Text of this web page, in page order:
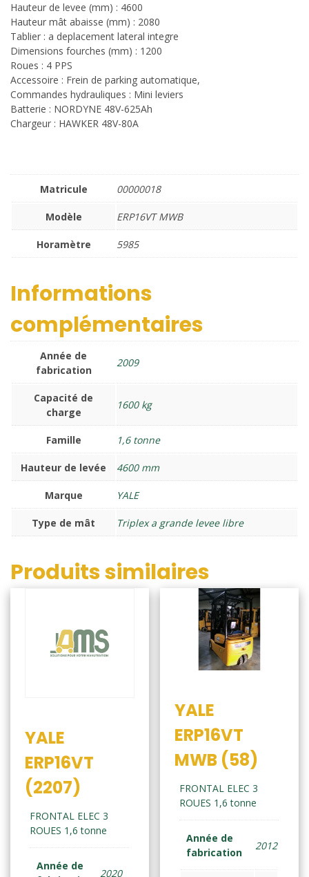
Hauteur de levee (mm) : 4600
Hauteur mât abaisse (mm) : 2080
Tablier : a deplacement lateral integre
Dimensions fourches (mm) : 1200
Roues : 4 PPS
Accessoire : Frein de parking automatique,
Commandes hydrauliques : Mini leviers
Batterie : NORDYNE 48V-625Ah
Chargeur : HAWKER 48V-80A
Matricule 00000018
Modèle ERP16VT MWB
Horamètre 5985
Informations
complémentaires
Année de
fabrication
2009
Capacité de
charge
1600 kg
Famille 1,6 tonne
Hauteur de levée 4600 mm
Marque YALE
Type de mât Triplex a grande levee libre
Produits similaires
YALE
ERP16VT
(2207)
FRONTAL ELEC 3
ROUES 1,6 tonne
Année de
2020
YALE
ERP16VT
MWB (58)
FRONTAL ELEC 3
ROUES 1,6 tonne
Année de
fabrication
2012